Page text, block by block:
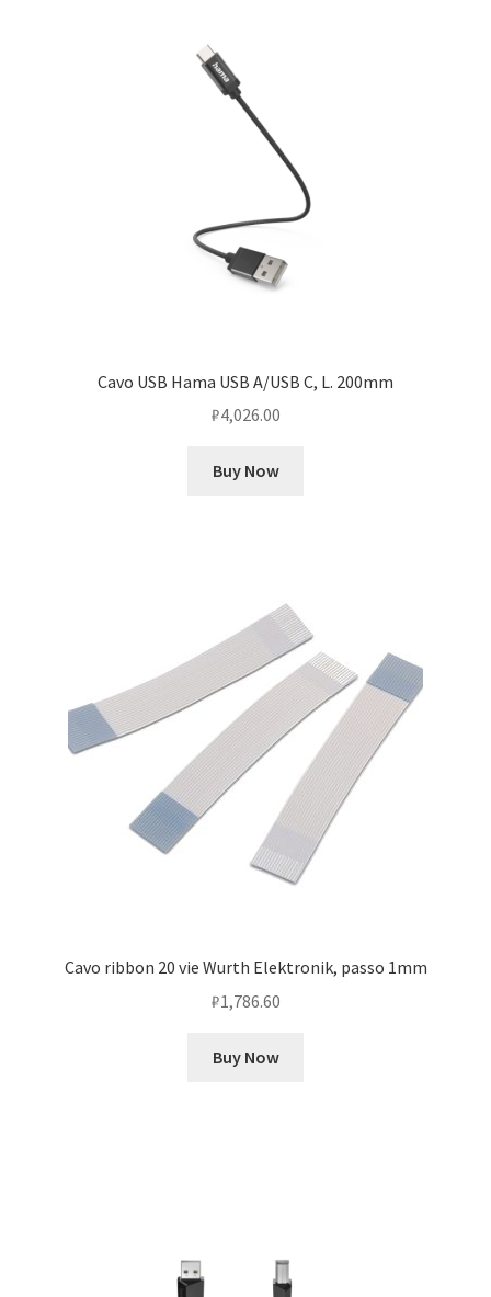
Cavo USB Hama USB A/USB C, L. 200mm
₽4,026.00
Buy Now
Cavo ribbon 20 vie Wurth Elektronik, passo 1mm
₽1,786.60
Buy Now